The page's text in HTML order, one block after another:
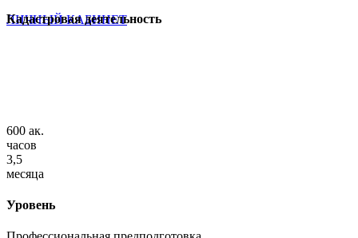
ЛИЧНЫЙ КАБИНЕТ
Кадастровая деятельность
600 ак.
часов
3,5
месяца
Уровень